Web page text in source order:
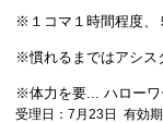
※１コマ１時間程度、
※慣れるまではアシス
※体力を要... ハローワ
受理日：7月23日 有効